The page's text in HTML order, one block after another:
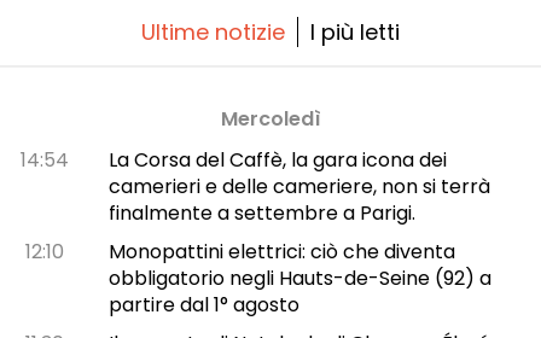
Ultime notizie I più letti
Mercoledì
14:54
La Corsa del Caffè, la gara icona dei
camerieri e delle cameriere, non si terrà
finalmente a settembre a Parigi.
12:10
Monopattini elettrici: ciò che diventa
obbligatorio negli Hauts-de-Seine (92) a
partire dal 1° agosto